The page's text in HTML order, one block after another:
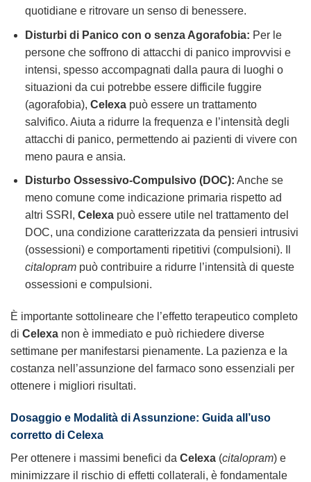
quotidiane e ritrovare un senso di benessere.
Disturbi di Panico con o senza Agorafobia: Per le
persone che soffrono di attacchi di panico improvvisi e
intensi, spesso accompagnati dalla paura di luoghi o
situazioni da cui potrebbe essere difficile fuggire
(agorafobia), Celexapuò essere un trattamento
salvifico. Aiuta a ridurre la frequenza e l’intensità degli
attacchi di panico, permettendo ai pazienti di vivere con
meno paura e ansia.
Disturbo Ossessivo-Compulsivo (DOC): Anche se
meno comune come indicazione primaria rispetto ad
altri SSRI, Celexapuò essere utile nel trattamento del
DOC, una condizione caratterizzata da pensieri intrusivi
(ossessioni) e comportamenti ripetitivi (compulsioni). Il
citaloprampuò contribuire a ridurre l’intensità di queste
ossessioni e compulsioni.
È importante sottolineare che l’effetto terapeutico completo
di Celexa non è immediato e può richiedere diverse
settimane per manifestarsi pienamente. La pazienza e la
costanza nell’assunzione del farmaco sono essenziali per
ottenere i migliori risultati.
Dosaggio e Modalità di Assunzione: Guida all’uso
corretto di Celexa
Per ottenere i massimi benefici da Celexa (citalopram) e
minimizzare il rischio di effetti collaterali, è fondamentale